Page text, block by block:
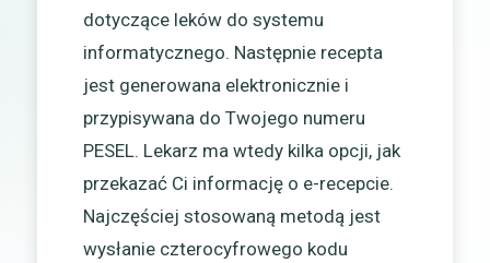
dotyczące leków do systemu
informatycznego. Następnie recepta
jest generowana elektronicznie i
przypisywana do Twojego numeru
PESEL. Lekarz ma wtedy kilka opcji, jak
przekazać Ci informację o e-recepcie.
Najczęściej stosowaną metodą jest
wysłanie czterocyfrowego kodu